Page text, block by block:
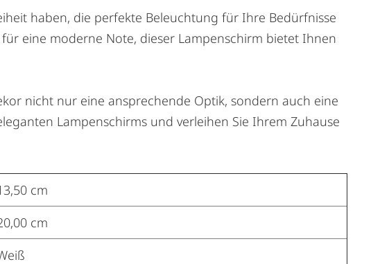
haben, die perfekte Beleuchtung für Ihre Bedürfnisse
eine moderne Note, dieser Lampenschirm bietet Ihnen
nicht nur eine ansprechende Optik, sondern auch eine
Lampenschirms und verleihen Sie Ihrem Zuhause
cm
cm